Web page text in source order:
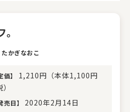
かぎなおこ
価】
1,210円（本体1,100円
売日】 2020年2月14日